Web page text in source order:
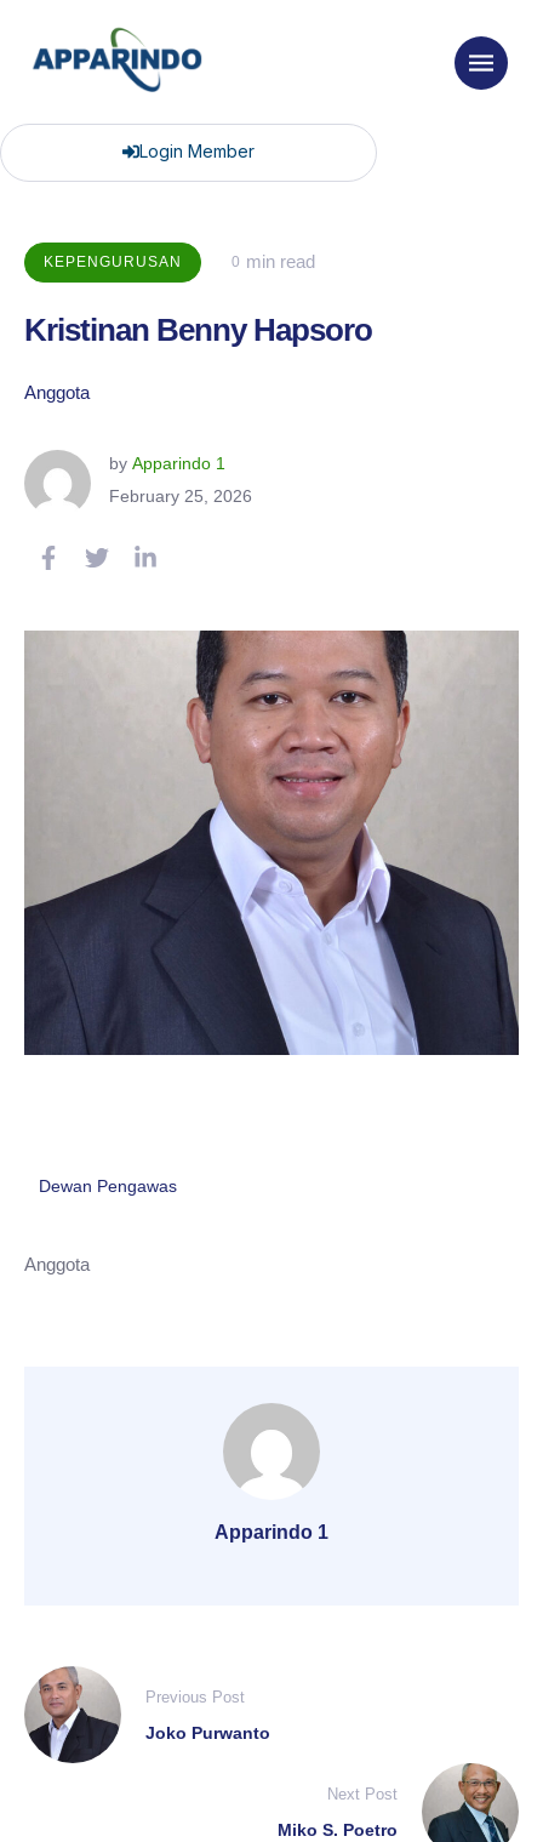
Login Member
KEPENGURUSAN 0 min read
Kristinan Benny Hapsoro
Anggota
by Apparindo 1
February 25, 2026
Dewan Pengawas
Anggota
Apparindo 1
Previous Post
Joko Purwanto
Next Post
Miko S. Poetro